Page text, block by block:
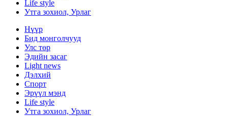
Life style
Утга зохиол, Урлаг
Нүүр
Бид монголчууд
Улс төр
Эдийн засаг
Light news
Дэлхий
Спорт
Эрүүл мэнд
Life style
Утга зохиол, Урлаг